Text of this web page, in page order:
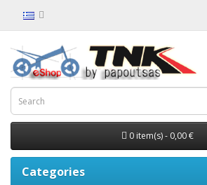
0 item(s) - 0,00 €
Categories